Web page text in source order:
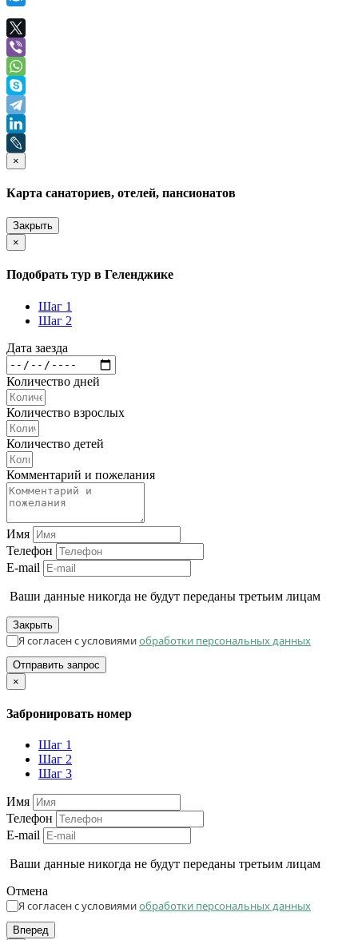
×
Карта санаториев, отелей, пансионатов
Закрыть
×
Подобрать тур в Геленджике
Шаг 1
Шаг 2
Дата заезда
Количество дней
Количество взрослых
Количество детей
Комментарий и пожелания
Имя
Телефон
E-mail
Ваши данные никогда не будут переданы третьим лицам
Закрыть
Я согласен с условиямиобработки персональных данных
Отправить запрос
×
Забронировать номер
Шаг 1
Шаг 2
Шаг 3
Имя
Телефон
E-mail
Ваши данные никогда не будут переданы третьим лицам
Отмена
Я согласен с условиямиобработки персональных данных
Вперед